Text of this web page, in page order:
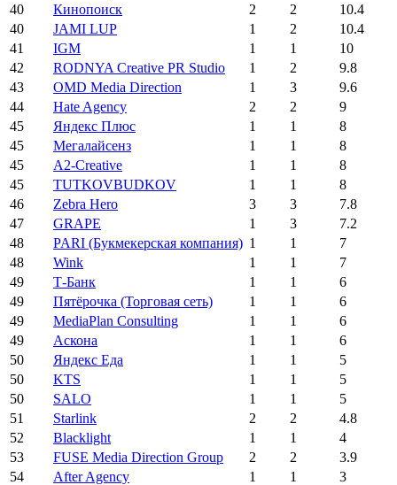
40
Кинопоиск 2 2
10.4
40
JAMI LUP 1 2
10.4
41
IGM 1 1
10
42
RODNYA Creative PR Studio 1 2
9.8
43
OMD Media Direction 1 3
9.6
44
Hate Agency 2 2
9
45
Яндекс Плюс 1 1
8
45
Мегалайсенз 1 1
8
45
А2-Creative 1 1
8
45
TUTKOVBUDKOV 1 1
8
46
Zebra Hero 3 3
7.8
47
GRAPE 1 3
7.2
48
PARI (Букмекерская компания) 1 1
7
48
Wink 1 1
7
49
Т-Банк 1 1
6
49
Пятёрочка (Торговая сеть) 1 1
6
49
MediaPlan Consulting 1 1
6
49
Аскона 1 1
6
50
Яндекс Еда 1 1
5
50
KTS 1 1
5
50
SALO 1 1
5
51
Starlink 2 2
4.8
52
Blacklight 1 1
4
53
FUSE Media Direction Group 2 2
3.9
54
After Agency 1 1
3